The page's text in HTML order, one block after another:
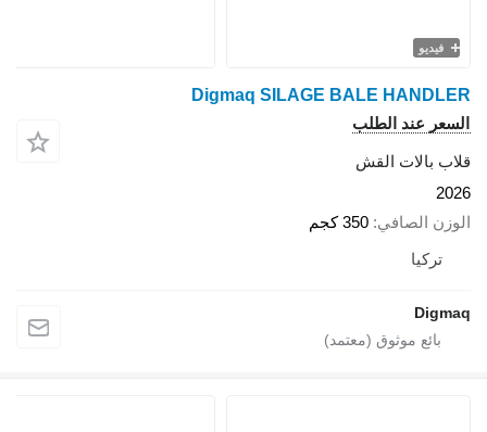
فيديو
Digmaq SILAGE BALE HANDLER
السعر عند الطلب
قلاب بالات القش
2026
الوزن الصافي 350 كجم
تركيا
Digmaq